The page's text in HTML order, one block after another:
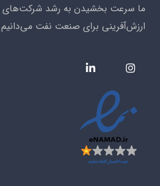
ما سرعت بخشیدن به رشد شرکت‌های
ارزش‌آفرینی برای صنعت نفت